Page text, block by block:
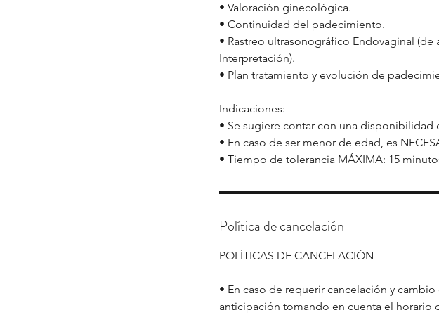
• Valoración ginecológica.
• Continuidad del padecimiento.
• Rastreo ultrasonográfico Endovaginal
Interpretación).
• Plan tratamiento y evolución de
Indicaciones:
• Se sugiere contar con una disponibilidad
• En caso de ser menor de edad, es
Política de cancelación
POLÍTICAS DE CANCELACIÓN
• En caso de requerir cancelación y
anticipación tomando en cuenta el horario